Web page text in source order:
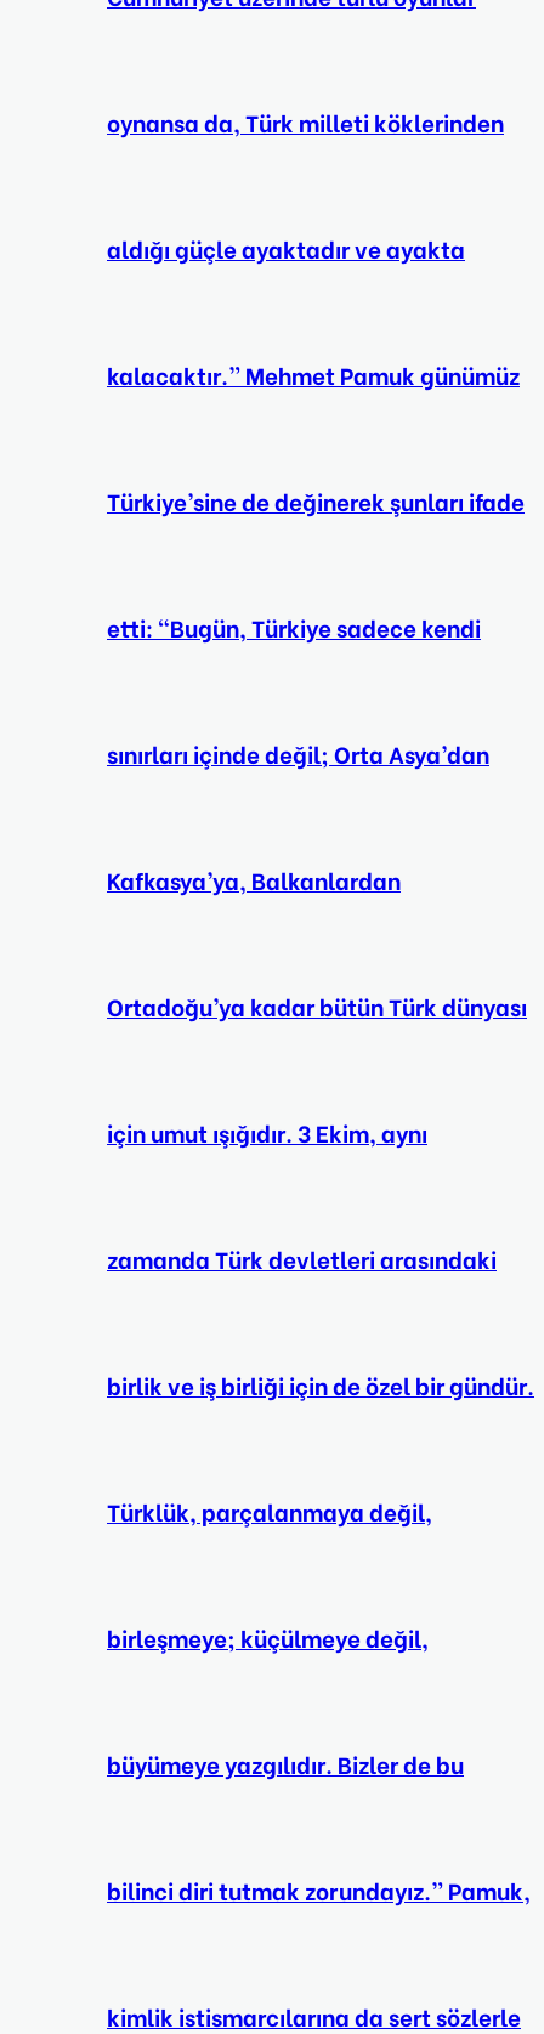
oynansa da, Türk milleti köklerinden
aldığı güçle ayaktadır ve ayakta
kalacaktır.” Mehmet Pamuk günümüz
Türkiye’sine de değinerek şunları ifade
etti: “Bugün, Türkiye sadece kendi
sınırları içinde değil; Orta Asya’dan
Kafkasya’ya, Balkanlardan
Ortadoğu’ya kadar bütün Türk dünyası
için umut ışığıdır. 3 Ekim, aynı
zamanda Türk devletleri arasındaki
birlik ve iş birliği için de özel bir gündür.
Türklük, parçalanmaya değil,
birleşmeye; küçülmeye değil,
büyümeye yazgılıdır. Bizler de bu
bilinci diri tutmak zorundayız.” Pamuk,
kimlik istismarcılarına da sert sözlerle